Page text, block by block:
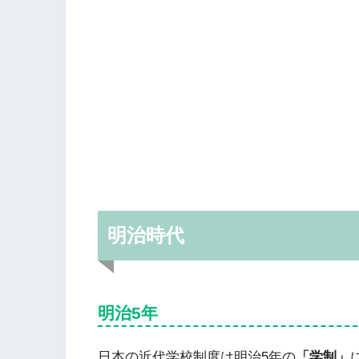
明治時代
明治5年